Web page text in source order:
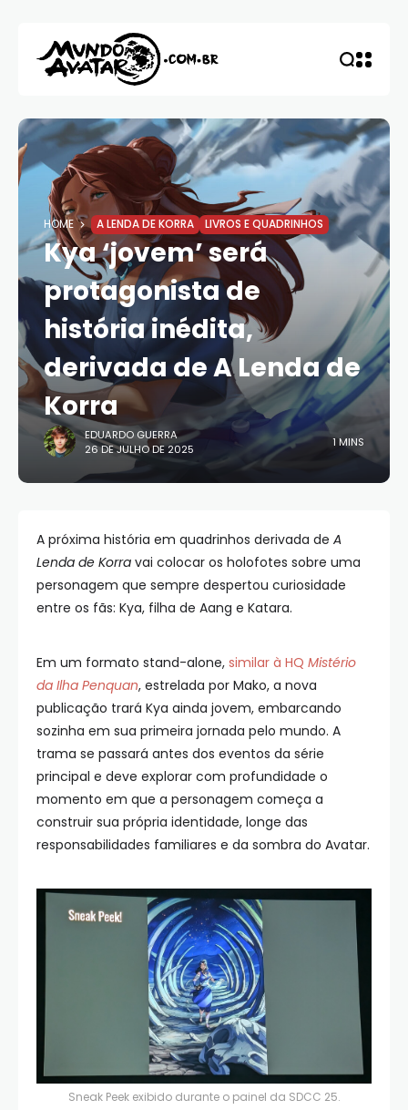
HOME A LENDA DE KORRA LIVROS E QUADRINHOS
Kya ‘jovem’ será
protagonista de
história inédita,
derivada de A Lenda de
Korra
EDUARDO GUERRA
26 DE JULHO DE 2025
1 MINS
A próxima história em quadrinhos derivada de A
Lenda de Korra vai colocar os holofotes sobre uma
personagem que sempre despertou curiosidade
entre os fãs: Kya, filha de Aang e Katara.
Em um formato stand-alone, similar à HQ Mistério
da Ilha Penquan, estrelada por Mako, a nova
publicação trará Kya ainda jovem, embarcando
sozinha em sua primeira jornada pelo mundo. A
trama se passará antes dos eventos da série
principal e deve explorar com profundidade o
momento em que a personagem começa a
construir sua própria identidade, longe das
responsabilidades familiares e da sombra do Avatar.
Sneak Peek exibido durante o painel da SDCC 25.